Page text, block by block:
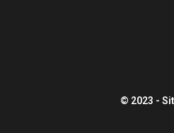
© 2023 -